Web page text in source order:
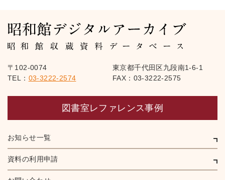
〒102-0074
東京都千代田区九段南1-6-1
TEL： 03-3222-2574 FAX：03-3222-2575
図書室レファレンス事例
お知らせ一覧
資料の利用申請